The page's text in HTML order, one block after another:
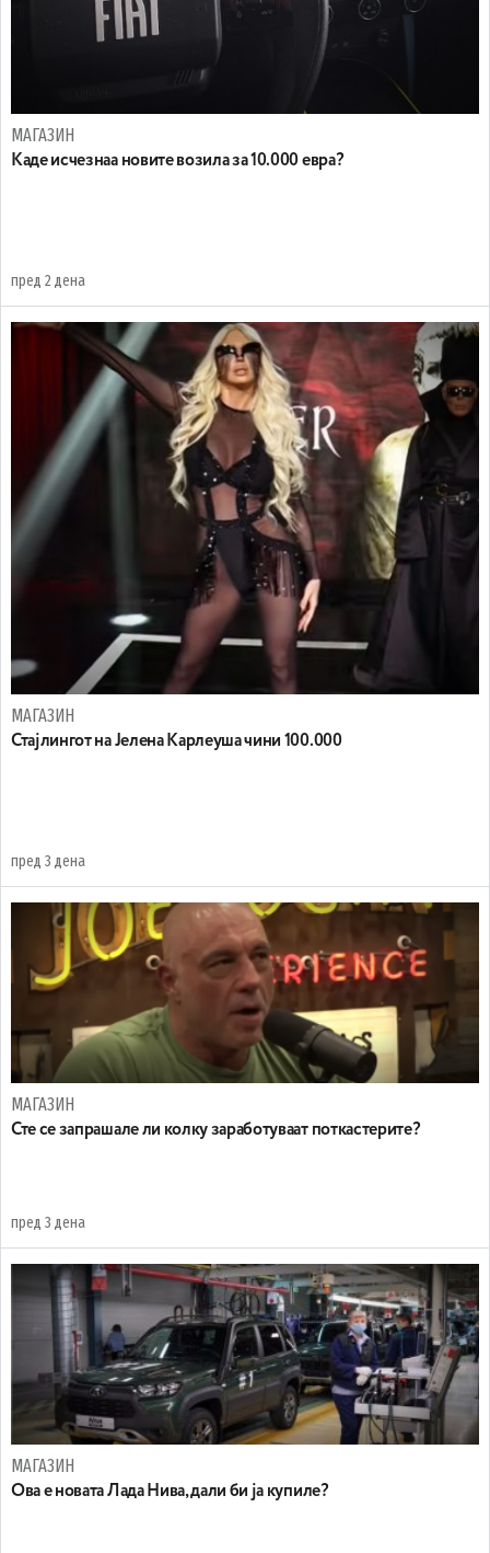
МАГАЗИН
Каде исчезнаа новите возила за 10.000 евра?
пред 2 дена
МАГАЗИН
Стајлингот на Јелена Карлеуша чини 100.000
пред 3 дена
МАГАЗИН
Сте се запрашале ли колку заработуваат поткастерите?
пред 3 дена
МАГАЗИН
Ова е новата Лада Нива, дали би ја купиле?